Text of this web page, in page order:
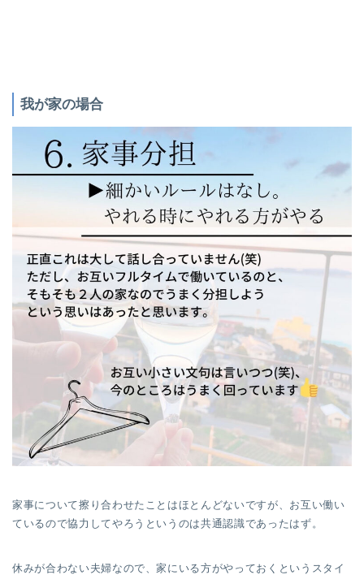
我が家の場合
家事について擦り合わせたことはほとんどないですが、お互い働い
ているので協力してやろうというのは共通認識であったはず。
休みが合わない夫婦なので、家にいる方がやっておくというスタイ